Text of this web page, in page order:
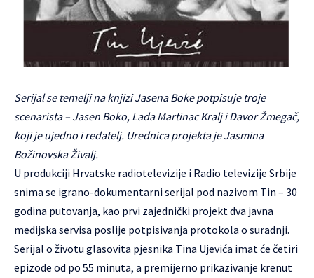
Serijal se temelji na knjizi Jasena Boke potpisuje troje
scenarista – Jasen Boko, Lada Martinac Kralj i Davor Žmegač,
koji je ujedno i redatelj. Urednica projekta je Jasmina
Božinovska Živalj.
U produkciji Hrvatske radiotelevizije i Radio televizije Srbije
snima se igrano-dokumentarni serijal pod nazivom Tin – 30
godina putovanja, kao prvi zajednički projekt dva javna
medijska servisa poslije potpisivanja protokola o suradnji.
Serijal o životu glasovita pjesnika Tina Ujevića imat će četiri
epizode od po 55 minuta, a premijerno prikazivanje krenut